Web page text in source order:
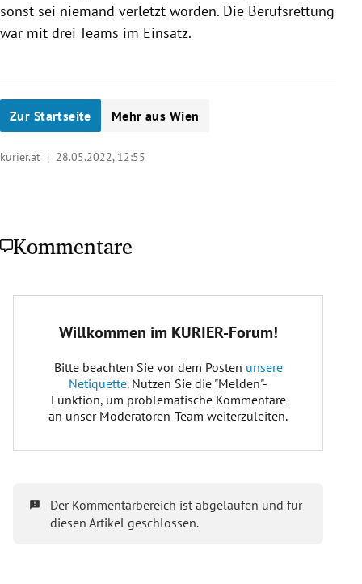
sonst sei niemand verletzt worden. Die Berufsrettung
war mit drei Teams im Einsatz.
Zur Startseite Mehr aus Wien
kurier.at | 28.05.2022, 12:55
Kommentare